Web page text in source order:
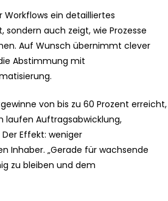
ein detailliertes
auch zeigt, wie Prozesse
Auf Wunsch übernimmt clever
Abstimmung mit
von bis zu 60 Prozent erreicht,
laufen Auftragsabwicklung,
Effekt: weniger
Inhaber. „Gerade für wachsende
zu bleiben und dem